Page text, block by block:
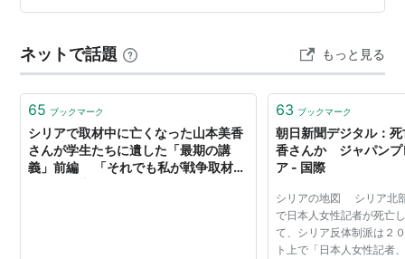
（Mindset） ④ 行動する（Action） ⑤ 学びを止めない
関係を大切にする（Conn…
ネットで話題 もっと見る
65 ブックマーク
シリアで取材中に亡くなった山本美香
さんが学生たちに遺した「最期の講
義」前編 「それでも私が戦争取材を
63 ブックマーク
朝日新聞デジタル：
香さんか ジャパン
ア - 国際
シリアの地図 シリア北
で日本人女性記者が死亡
て、シリア反体制派は２
ト上で「日本人女性記者